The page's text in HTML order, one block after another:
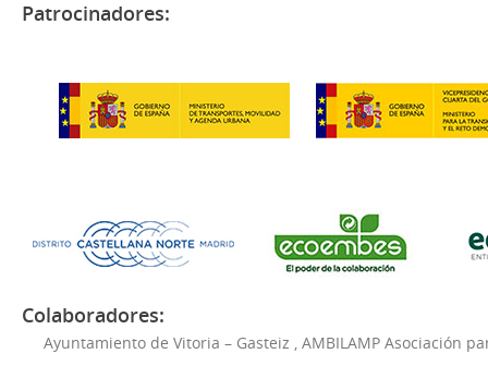
Patrocinadores:
Colaboradores:
Ayuntamiento de Vitoria – Gasteiz AMBILAMP Asociación